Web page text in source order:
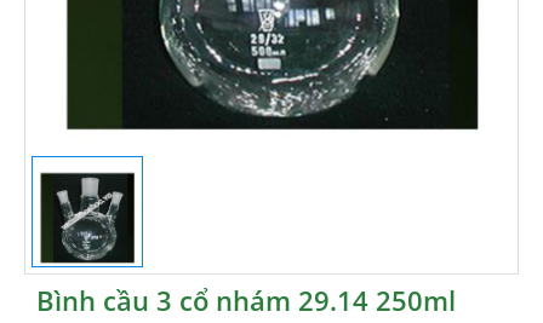
Bình cầu 3 cổ nhám 29.14 250ml